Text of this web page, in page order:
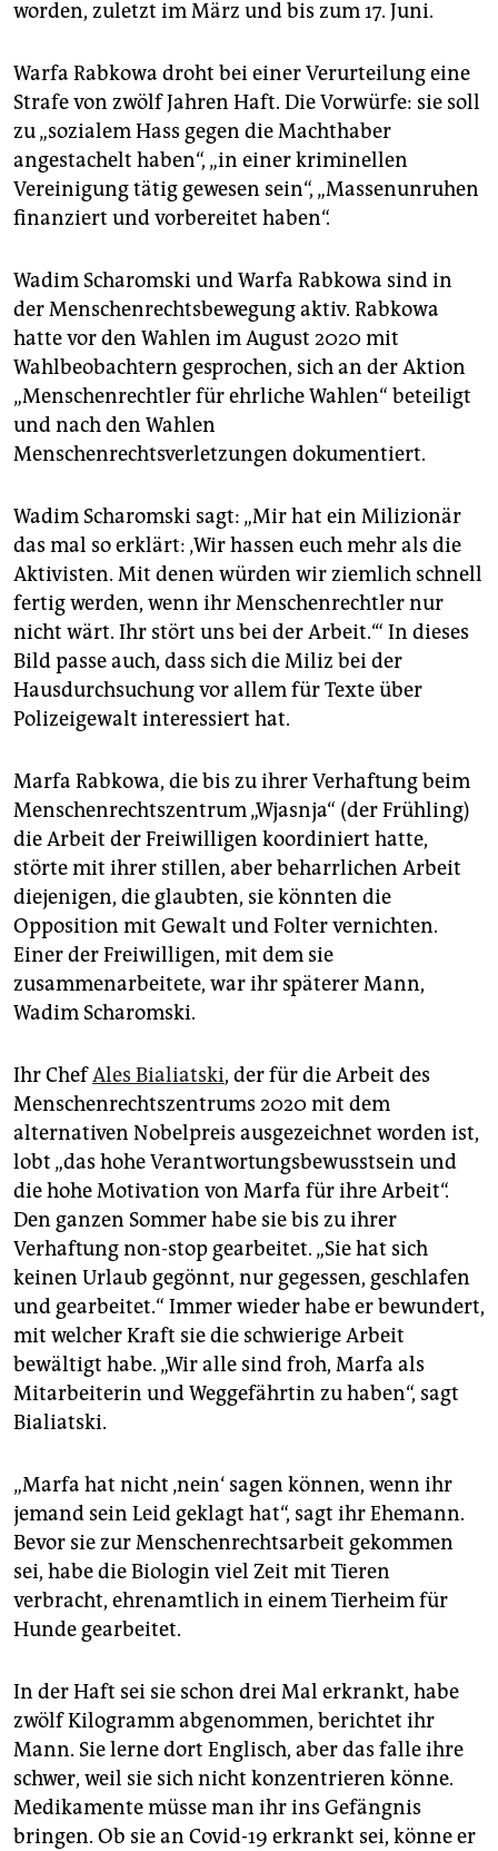
worden, zuletzt im März und bis zum 17. Juni.
Warfa Rabkowa droht bei einer Verurteilung eine
Strafe von zwölf Jahren Haft. Die Vorwürfe: sie soll
zu „sozialem Hass gegen die Machthaber
angestachelt haben“, „in einer kriminellen
Vereinigung tätig gewesen sein“, „Massenunruhen
finanziert und vorbereitet haben“.
Wadim Scharomski und Warfa Rabkowa sind in
der Menschenrechtsbewegung aktiv. Rabkowa
hatte vor den Wahlen im August 2020 mit
Wahlbeobachtern gesprochen, sich an der Aktion
„Menschenrechtler für ehrliche Wahlen“ beteiligt
und nach den Wahlen
Menschenrechtsverletzungen dokumentiert.
Wadim Scharomski sagt: „Mir hat ein Milizionär
das mal so erklärt: ‚Wir hassen euch mehr als die
Aktivisten. Mit denen würden wir ziemlich schnell
fertig werden, wenn ihr Menschenrechtler nur
nicht wärt. Ihr stört uns bei der Arbeit.‘“ In dieses
Bild passe auch, dass sich die Miliz bei der
Hausdurchsuchung vor allem für Texte über
Polizeigewalt interessiert hat.
Marfa Rabkowa, die bis zu ihrer Verhaftung beim
Menschenrechtszentrum „Wjasnja“ (der Frühling)
die Arbeit der Freiwilligen koordiniert hatte,
störte mit ihrer stillen, aber beharrlichen Arbeit
diejenigen, die glaubten, sie könnten die
Opposition mit Gewalt und Folter vernichten.
Einer der Freiwilligen, mit dem sie
zusammenarbeitete, war ihr späterer Mann,
Wadim Scharomski.
Ihr ChefAles Bialiatski, der für die Arbeit des
Menschenrechtszentrums 2020 mit dem
alternativen Nobelpreis ausgezeichnet worden ist,
lobt „das hohe Verantwortungsbewusstsein und
die hohe Motivation von Marfa für ihre Arbeit“.
Den ganzen Sommer habe sie bis zu ihrer
Verhaftung non-stop gearbeitet. „Sie hat sich
keinen Urlaub gegönnt, nur gegessen, geschlafen
und gearbeitet.“ Immer wieder habe er bewundert,
mit welcher Kraft sie die schwierige Arbeit
bewältigt habe. „Wir alle sind froh, Marfa als
Mitarbeiterin und Weggefährtin zu haben“, sagt
Bialiatski.
„Marfa hat nicht ‚nein‘ sagen können, wenn ihr
jemand sein Leid geklagt hat“, sagt ihr Ehemann.
Bevor sie zur Menschenrechtsarbeit gekommen
sei, habe die Biologin viel Zeit mit Tieren
verbracht, ehrenamtlich in einem Tierheim für
Hunde gearbeitet.
In der Haft sei sie schon drei Mal erkrankt, habe
zwölf Kilogramm abgenommen, berichtet ihr
Mann. Sie lerne dort Englisch, aber das falle ihre
schwer, weil sie sich nicht konzentrieren könne.
Medikamente müsse man ihr ins Gefängnis
bringen. Ob sie an Covid-19 erkrankt sei, könne er